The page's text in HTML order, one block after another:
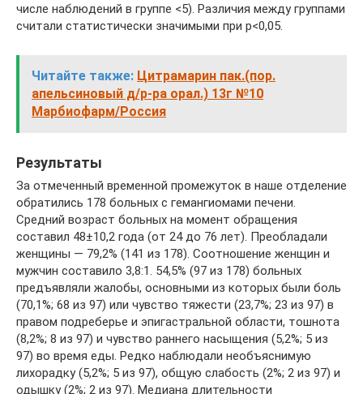
числе наблюдений в группе <5). Различия между группами
считали статистически значимыми при p<0,05.
Читайте также: Цитрамарин пак.(пор.
апельсиновый д/р-ра орал.) 13г №10
Марбиофарм/Россия
Результаты
За отмеченный временной промежуток в наше отделение
обратились 178 больных с гемангиомами печени.
Средний возраст больных на момент обращения
составил 48±10,2 года (от 24 до 76 лет). Преобладали
женщины — 79,2% (141 из 178). Соотношение женщин и
мужчин составило 3,8:1. 54,5% (97 из 178) больных
предъявляли жалобы, основными из которых были боль
(70,1%; 68 из 97) или чувство тяжести (23,7%; 23 из 97) в
правом подреберье и эпигастральной области, тошнота
(8,2%; 8 из 97) и чувство раннего насыщения (5,2%; 5 из
97) во время еды. Редко наблюдали необъяснимую
лихорадку (5,2%; 5 из 97), общую слабость (2%; 2 из 97) и
одышку (2%; 2 из 97). Медиана длительности